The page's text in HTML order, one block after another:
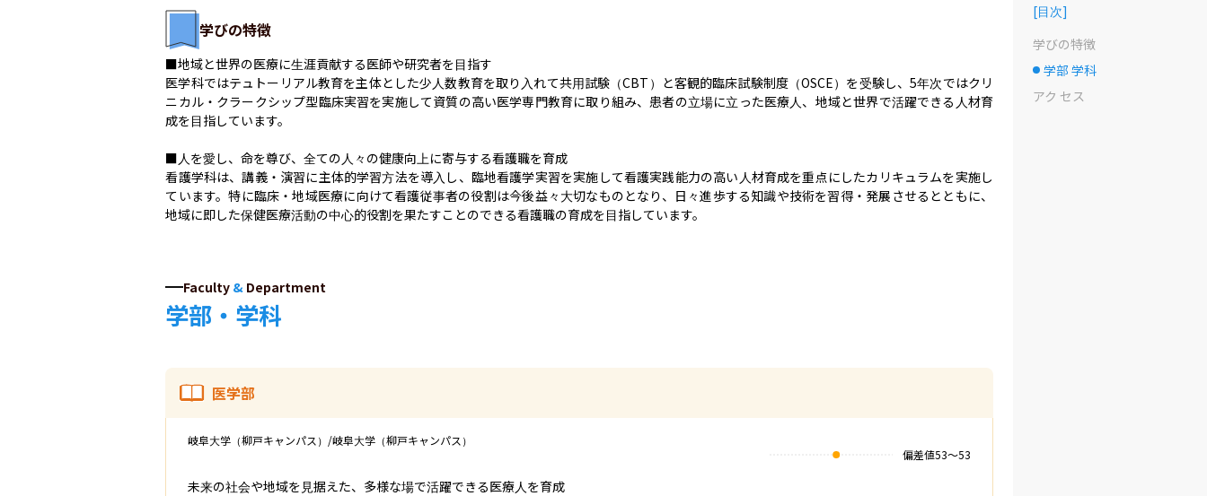
学びの特徴
■地域と世界の医療に生涯貢献する医師や研究者を目指す
医学科ではテュトーリアル教育を主体とした少人数教育を取り入れて共用試験（CBT）と客観的臨床試験制度（OSCE）を受験し、5年次ではクリ
ニカル・クラークシップ型臨床実習を実施して資質の高い医学専門教育に取り組み、患者の立場に立った医療人、地域と世界で活躍できる人材育
成を目指しています。
■人を愛し、命を尊び、全ての人々の健康向上に寄与する看護職を育成
看護学科は、講義・演習に主体的学習方法を導入し、臨地看護学実習を実施して看護実践能力の高い人材育成を重点にしたカリキュラムを実施し
ています。特に臨床・地域医療に向けて看護従事者の役割は今後益々大切なものとなり、日々進歩する知識や技術を習得・発展させるとともに、
地域に即した保健医療活動の中心的役割を果たすことのできる看護職の育成を目指しています。
Faculty & Department
学部・学科
医学部
岐阜大学（柳戸キャンパス）/岐阜大学（柳戸キャンパス）
偏差値53〜53
未来の社会や地域を見据えた、多様な場で活躍できる医療人を育成
[目次]
学びの特徴
選択中のドット
学部 学科
アク セス